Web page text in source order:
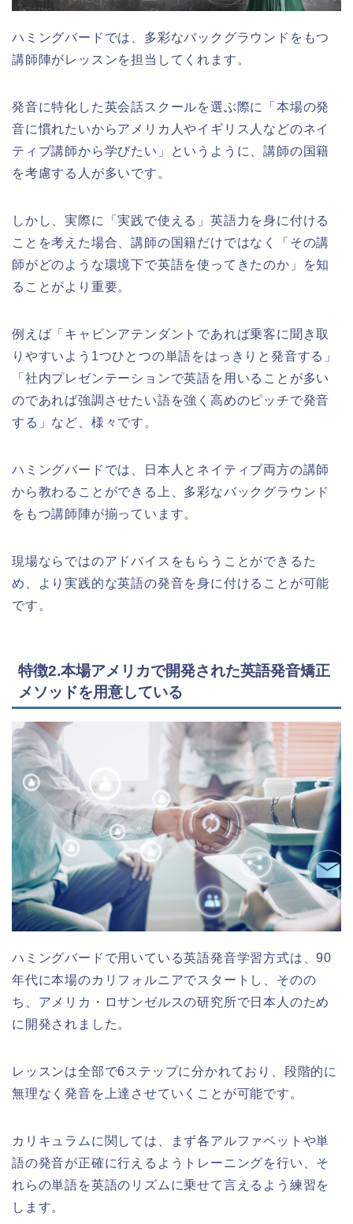
ハミングバードでは、多彩なバックグラウンドをもつ
講師陣がレッスンを担当してくれます。
発音に特化した英会話スクールを選ぶ際に「本場の発
音に慣れたいからアメリカ人やイギリス人などのネイ
ティブ講師から学びたい」というように、講師の国籍
を考慮する人が多いです。
しかし、実際に「実践で使える」英語力を身に付ける
ことを考えた場合、講師の国籍だけではなく「その講
師がどのような環境下で英語を使ってきたのか」を知
ることがより重要。
例えば「キャビンアテンダントであれば乗客に聞き取
りやすいよう1つひとつの単語をはっきりと発音する」
「社内プレゼンテーションで英語を用いることが多い
のであれば強調させたい語を強く高めのピッチで発音
する」など、様々です。
ハミングバードでは、日本人とネイティブ両方の講師
から教わることができる上、多彩なバックグラウンド
をもつ講師陣が揃っています。
現場ならではのアドバイスをもらうことができるた
め、より実践的な英語の発音を身に付けることが可能
です。
特徴2.本場アメリカで開発された英語発音矯正
メソッドを用意している
ハミングバードで用いている英語発音学習方式は、90
年代に本場のカリフォルニアでスタートし、そのの
ち、アメリカ・ロサンゼルスの研究所で日本人のため
に開発されました。
レッスンは全部で6ステップに分かれており、段階的に
無理なく発音を上達させていくことが可能です。
カリキュラムに関しては、まず各アルファベットや単
語の発音が正確に行えるようトレーニングを行い、そ
れらの単語を英語のリズムに乗せて言えるよう練習を
します。